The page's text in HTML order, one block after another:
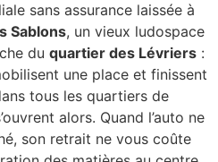
sans assurance laissée à
Sablons, un vieux ludospace
du quartier des Lévriers :
une place et finissent
tous les quartiers de
alors. Quand l’auto ne
son retrait ne vous coûte